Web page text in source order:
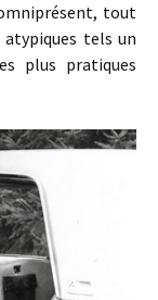
tout
tels un
plus pratiques